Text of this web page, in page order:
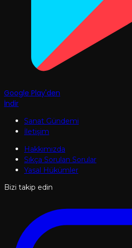
Google Play'den
İndir
Sanat Gündemi
İletişim
Hakkımızda
Sıkça Sorulan Sorular
Yasal Hükümler
Bizi takip edin